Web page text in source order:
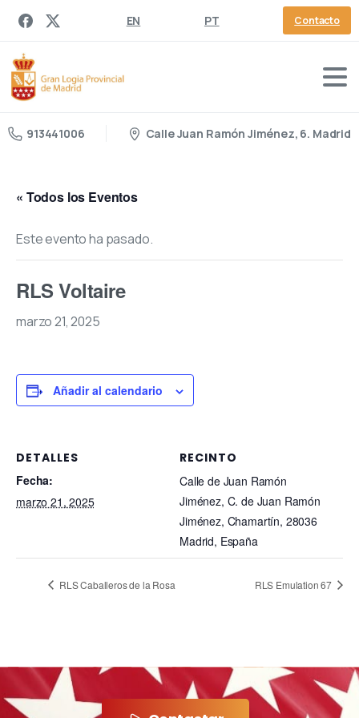
EN PT Contacto
913441006 Calle Juan Ramón Jiménez, 6. Madrid
« Todos los Eventos
Este evento ha pasado.
RLS Voltaire
marzo 21, 2025
Añadir al calendario
DETALLES
Fecha:
marzo 21, 2025
RECINTO
Calle de Juan Ramón
Jiménez, C. de Juan Ramón
Jiménez, Chamartín, 28036
Madrid, España
RLS Caballeros de la Rosa RLS Emulation 67